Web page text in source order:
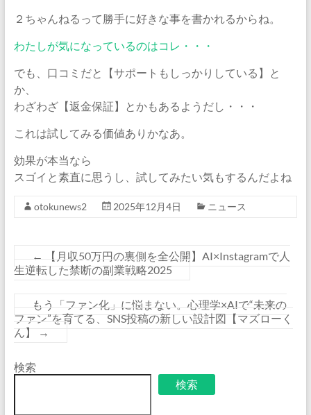
２ちゃんねるって勝手に好きな事を書かれるからね。
わたしが気になっているのはコレ・・・
でも、口コミだと【サポートもしっかりしている】と
か、
わざわざ【返金保証】とかもあるようだし・・・
これは試してみる価値ありかなあ。
効果が本当なら
スゴイと素直に思うし、試してみたい気もするんだよね
otokunews2 2025年12月4日 ニュース
←
【月収50万円の裏側を全公開】AI×Instagramで人
生逆転した禁断の副業戦略2025
もう「ファン化」に悩まない。心理学×AIで“未来の
ファン”を育てる、SNS投稿の新しい設計図【マズローく
ん】
→
検索
検索